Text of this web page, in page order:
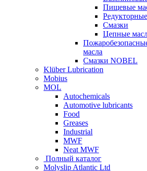
Пищевые
Смазки
Цепные
масла
Смазки NOBEL
Klüber Lubrication
Mobius
MOL
Autochemicals
Automotive lubricants
Food
Greases
Industrial
MWF
Neat MWF
Полный каталог
Molyslip Atlantic Ltd